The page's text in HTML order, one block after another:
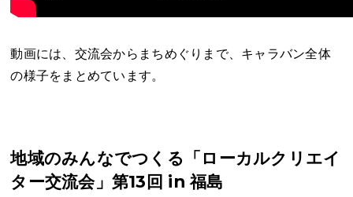
動画には、交流会からまちめぐりまで、キャラバン全体
の様子をまとめています。
地域のみんなでつくる「ローカルクリエイ
ター交流会」第13回 in 福島